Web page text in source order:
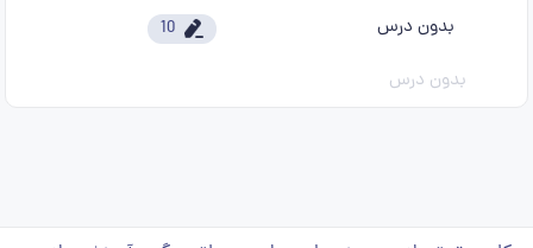
بدون درس
10
بدون درس